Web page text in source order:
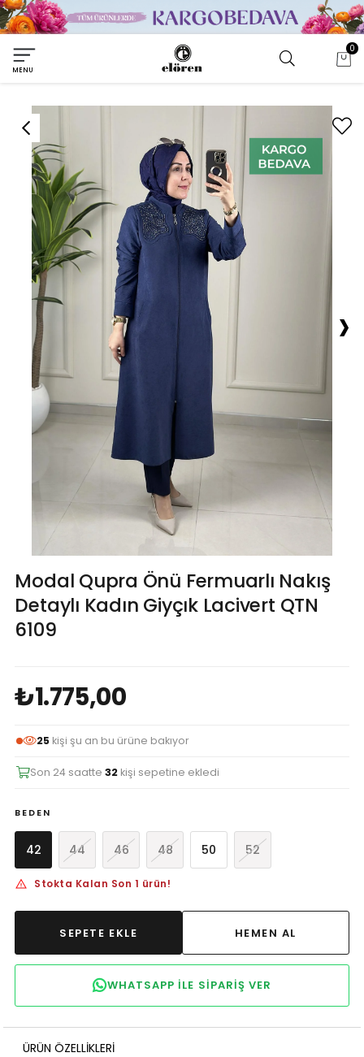
MENU
0
›
Modal Qupra Önü Fermuarlı Nakış
Detaylı Kadın Giyçık Lacivert QTN
6109
₺1.775,00
25 kişi şu an bu ürüne bakıyor
Son 24 saatte32 kişi sepetine ekledi
BEDEN
42 44 46 48 50 52
Stokta Kalan Son 1 ürün!
WHATSAPP ILE SIPARIŞ VER
ÜRÜN ÖZELLIKLERI